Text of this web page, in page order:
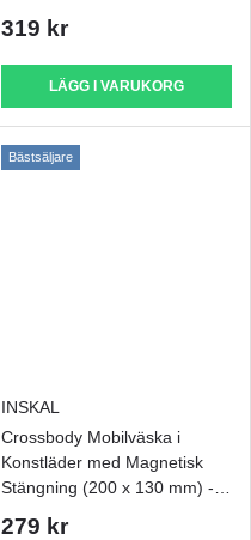
319 kr
LÄGG I VARUKORG
Bästsäljare
INSKAL
Crossbody Mobilväska i
Konstläder med Magnetisk
Stängning (200 x 130 mm) -
279 kr